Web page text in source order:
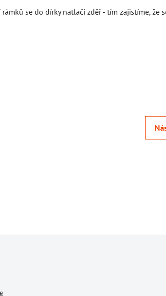
se do dírky natlačí zděř - tím zajistíme, že